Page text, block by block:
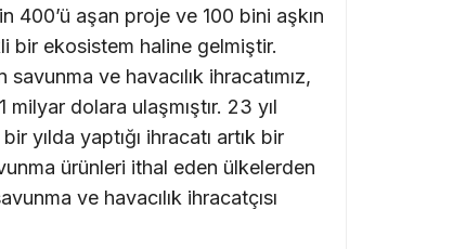
400’ü aşan proje ve 100 bini aşkın
bir ekosistem haline gelmiştir.
ve havacılık ihracatımız,
dolara ulaşmıştır. 23 yıl
yılda yaptığı ihracatı artık bir
ürünleri ithal eden ülkelerden
ve havacılık ihracatçısı